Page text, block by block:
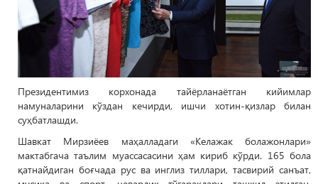
Президентимиз корхонада тайёрланаётган кийимлар
намуналарини кўздан кечирди, ишчи хотин-қизлар билан
суҳбатлашди.
Шавкат Мирзиёев маҳалладаги «Келажак болажонлари»
мактабгача таълим муассасасини ҳам кириб кўрди. 165 бола
қатнайдиган боғчада рус ва инглиз тиллари, тасвирий санъат,